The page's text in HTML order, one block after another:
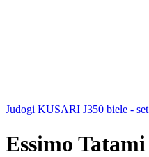
Judogi KUSARI J350 biele - set
Essimo Tatami